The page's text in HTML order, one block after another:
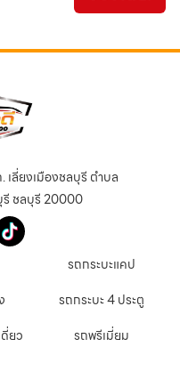
เลี่ยงเมืองชลบุรี ตำบล
รี ชลบุรี 20000
ยว
รถกระบะแคป
รถกระบะ 4 ประตู
รถพรีเมี่ยม